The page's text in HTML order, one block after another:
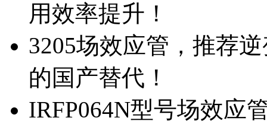
用效率提升！
3205场效应管，推荐
的国产替代！
IRFP064N型号场效应